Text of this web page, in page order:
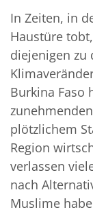
In Zeiten, in
Haustüre
diejenigen zu
Burkina Faso
plötzlichem
Region
verlassen
nach
Muslime